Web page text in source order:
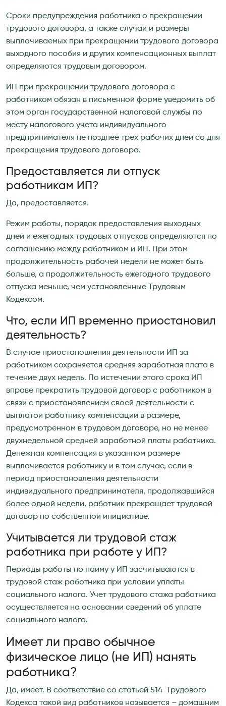
Сроки предупреждения работника о прекращении
трудового договора, а также случаи и размеры
выплачиваемых при прекращении трудового договора
выходного пособия и других компенсационных выплат
определяются трудовым договором.
ИП при прекращении трудового договора с
работником обязан в письменной форме уведомить об
этом орган государственной налоговой службы по
месту налогового учета индивидуального
предпринимателя не позднее трех рабочих дней со дня
прекращения трудового договора.
Предоставляется ли отпуск
работникам ИП?
Да, предоставляется.
Режим работы, порядок предоставления выходных
дней и ежегодных трудовых отпусков определяются по
соглашению между работником и ИП. При этом
продолжительность рабочей недели не может быть
больше, а продолжительность ежегодного трудового
отпуска меньше, чем установленные Трудовым
Кодексом.
Что, если ИП временно приостановил
деятельность?
В случае приостановления деятельности ИП за
работником сохраняется средняя заработная плата в
течение двух недель. По истечении этого срока ИП
вправе прекратить трудовой договор с работником в
связи с приостановлением своей деятельности с
выплатой работнику компенсации в размере,
предусмотренном в трудовом договоре, но не менее
двухнедельной средней заработной платы работника.
Денежная компенсация в указанном размере
выплачивается работнику и в том случае, если в
период приостановления деятельности
индивидуального предпринимателя, продолжавшийся
более одной недели, работник прекращает трудовой
договор по собственной инициативе.
Учитывается ли трудовой стаж
работника при работе у ИП?
Периоды работы по найму у ИП засчитываются в
трудовой стаж работника при условии уплаты
социального налога. Учет трудового стажа работника
осуществляется на основании сведений об уплате
социального налога.
Имеет ли право обычное
физическое лицо (не ИП) нанять
работника?
Да, имеет. В соответствие со статьей 514 Трудового
Кодекса такой вид работников называется – домашним